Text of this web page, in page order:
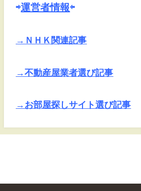
⇨運営者情報⇦
→ＮＨＫ関連記事
→不動産屋業者選び記事
→お部屋探しサイト選び記事